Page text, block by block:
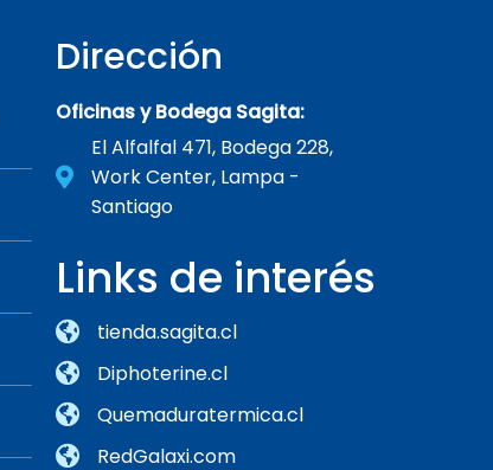
Dirección
Oficinas y Bodega Sagita:
El Alfalfal 471, Bodega 228,
Work Center, Lampa -
Santiago
Links de interés
tienda.sagita.cl
Diphoterine.cl
Quemaduratermica.cl
RedGalaxi.com